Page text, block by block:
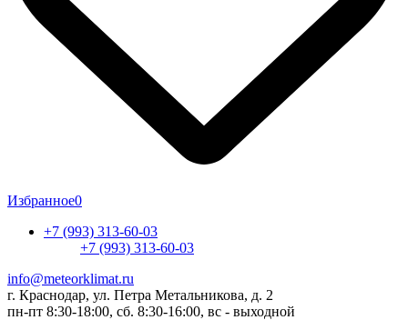
Избранное0
+7 (993) 313-60-03
+7 (993) 313-60-03
info@meteorklimat.ru
г. Краснодар, ул. Петра Метальникова, д. 2
пн-пт 8:30-18:00, сб. 8:30-16:00, вс - выходной